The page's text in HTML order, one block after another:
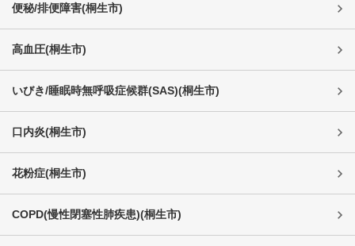
便秘/排便障害(桐生市)
高血圧(桐生市)
いびき/睡眠時無呼吸症候群(SAS)(桐生市)
口内炎(桐生市)
花粉症(桐生市)
COPD(慢性閉塞性肺疾患)(桐生市)